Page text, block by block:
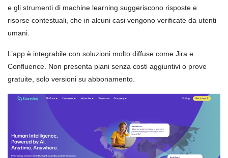
e gli strumenti di machine learning suggeriscono risposte e
risorse contestuali, che in alcuni casi vengono verificate da utenti
umani.
L’app è integrabile con soluzioni molto diffuse come Jira e
Confluence. Non presenta piani senza costi aggiuntivi o prove
gratuite, solo versioni su abbonamento.